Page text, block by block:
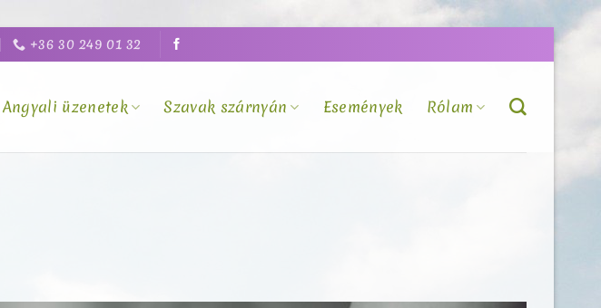
+36 30 249 01 32
Angyali üzenetek Szavak szárnyán Események Rólam